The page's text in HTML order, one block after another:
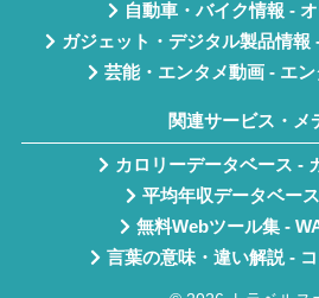
自動車・バイク情報 -
ガジェット・デジタル製品情報
芸能・エンタメ動画 - エ
関連サービス・メ
カロリーデータベース -
平均年収データベー
無料Webツール集 -
言葉の意味・違い解説 -